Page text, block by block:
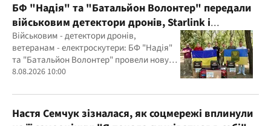
БФ "Надія" та "Батальйон Волонтер" передали
військовим детектори дронів, Starlink і
генератори
Військовим - детектори дронів,
ветеранам - електроскутери: БФ "Надія"
та "Батальйон Волонтер" провели нову
місію
8.08.2026 10:00
Настя Семчук зізналася, як соцмережі вплинули